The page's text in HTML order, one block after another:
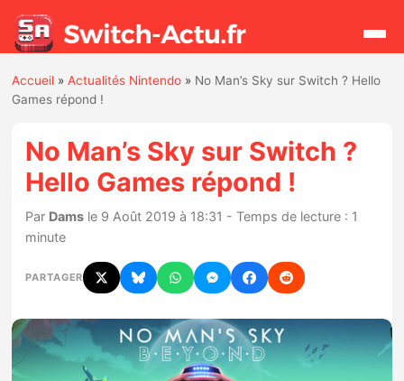
Actualités
Jeux
Hardware
Chiffres de ventes
Accueil »Actualités Nintendo » No Man’s Sky sur Switch ? Hello
Games répond !
No Man’s Sky sur Switch ?
Hello Games répond !
Par Dams le 9 Août 2019 à 18:31 - Temps de lecture : 1
minute
PARTAGER